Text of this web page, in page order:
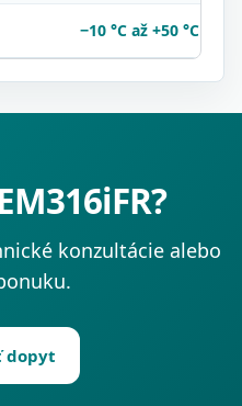
−10 °C až +50 °C
konzultácie alebo
dopyt